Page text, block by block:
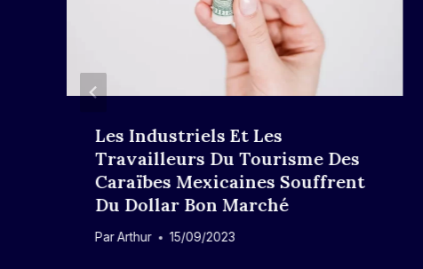
Les Industriels Et Les
Travailleurs Du Tourisme Des
Caraïbes Mexicaines Souffrent
Du Dollar Bon Marché
ParArthur 15/09/2023